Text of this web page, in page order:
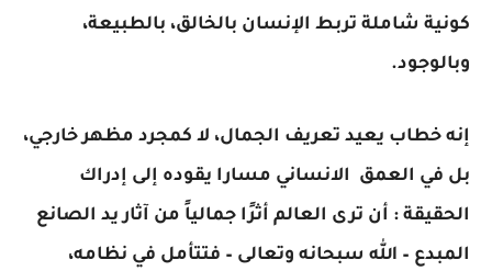
كونية شاملة تربط الإنسان بالخالق، بالطبيعة،
وبالوجود.
إنه خطاب يعيد تعريف الجمال، لا كمجرد مظهر خارجي،
بل في العمق الانساني مسارا يقوده إلى إدراك
الحقيقة : أن ترى العالم أثرًا جمالياً من آثار يد الصانع
المبدع – الله سبحانه وتعالى – فتتأمل في نظامه،